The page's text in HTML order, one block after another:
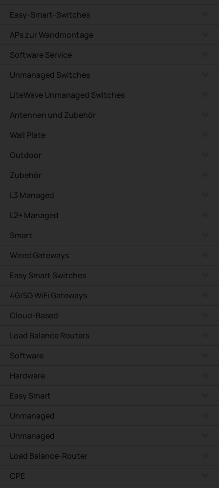
Easy-Smart-Switches
APs zur Wandmontage
Software Service
Unmanaged Switches
LiteWave Unmanaged Switches
Antennen und Zubehör
Wall Plate
Outdoor
Zubehör
L3 Managed
L2+ Managed
Smart
Wired Gateways
Easy Smart Switches
4G/5G WiFi Gateways
Cloud-Based
Load Balance Routers
Software
Hardware
Easy Smart
Unmanaged
Unmanaged
Load Balance-Router
CPE